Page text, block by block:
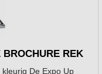
REK
De Expo Up